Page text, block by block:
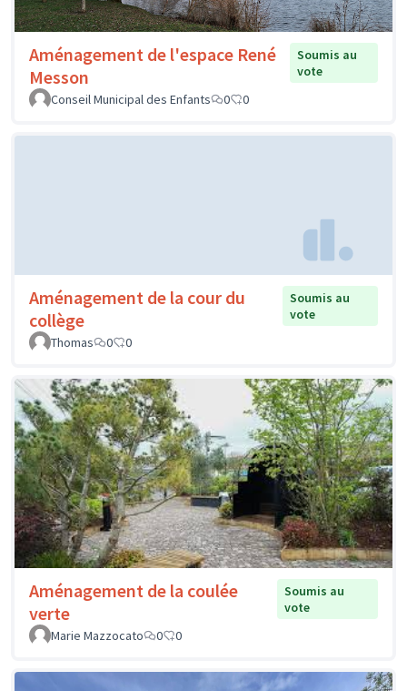
Aménagement de l'espace René
Messon
Soumis au
vote
Conseil Municipal des Enfants
0 0
Aménagement de la cour du
collège
Soumis au
vote
Thomas
0 0
Aménagement de la coulée
verte
Soumis au
vote
Marie Mazzocato
0 0